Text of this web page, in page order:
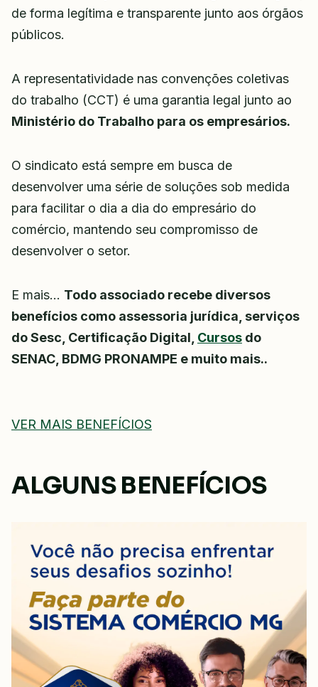
de forma legítima e transparente junto aos órgãos
públicos.
A representatividade nas convenções coletivas
do trabalho (CCT) é uma garantia legal junto ao
Ministério do Trabalho para os empresários.
O sindicato está sempre em busca de
desenvolver uma série de soluções sob medida
para facilitar o dia a dia do empresário do
comércio, mantendo seu compromisso de
desenvolver o setor.
E mais… Todo associado recebe diversos
benefícios como assessoria jurídica, serviços
do Sesc, Certificação Digital, Cursos do
SENAC, BDMG PRONAMPE e muito mais..
VER MAIS BENEFÍCIOS
ALGUNS BENEFÍCIOS